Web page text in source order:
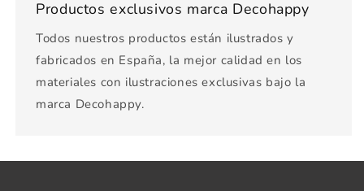
Productos exclusivos marca Decohappy
Todos nuestros productos están ilustrados y
fabricados en España, la mejor calidad en los
materiales con ilustraciones exclusivas bajo la
marca Decohappy.